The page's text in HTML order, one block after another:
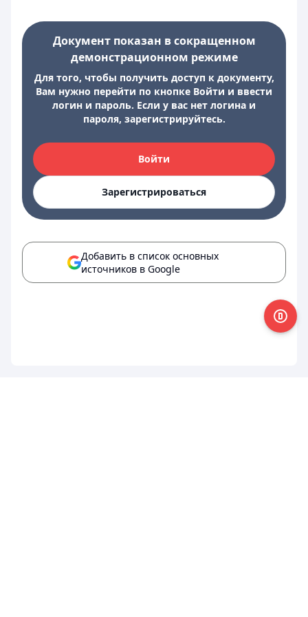
Документ показан в сокращенном
демонстрационном режиме
Для того, чтобы получить доступ к документу,
Вам нужно перейти по кнопке Войти и ввести
логин и пароль. Если у вас нет логина и
пароля, зарегистрируйтесь.
Войти
Зарегистрироваться
Добавить в список основных
источников в Google